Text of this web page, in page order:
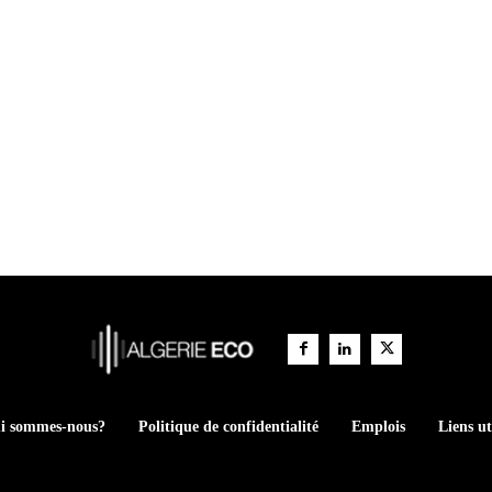
sommes-nous? Politique de confidentialité Emplois Liens